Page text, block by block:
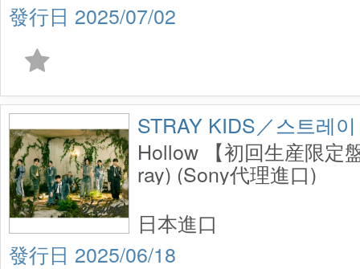
2025/07/02
STRAY KIDS／스트레
Hollow 【初回生産限定
ray) (Sony代理進口)
2025/06/18
日本進口